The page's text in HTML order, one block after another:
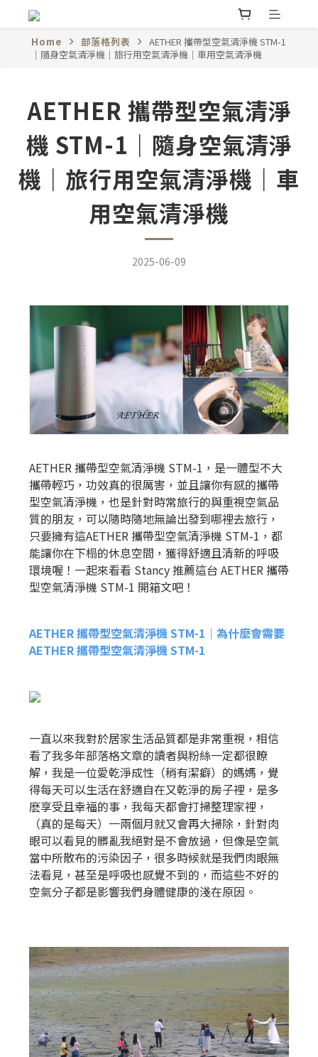
Home 部落格列表
AETHER 攜帶型空氣清淨機 STM-1
｜隨身空氣清淨機｜旅行用空氣清淨機｜車用空氣清淨機
AETHER 攜帶型空氣清淨
機 STM-1｜隨身空氣清淨
機｜旅行用空氣清淨機｜車
用空氣清淨機
2025-06-09
AETHER 攜帶型空氣清淨機 STM-1，是一體型不大
攜帶輕巧，功效真的很厲害，並且讓你有感的攜帶
型空氣清淨機，也是針對時常旅行的與重視空氣品
質的朋友，可以隨時隨地無論出發到哪裡去旅行，
只要擁有這AETHER 攜帶型空氣清淨機 STM-1，都
能讓你在下榻的休息空間，獲得舒適且清新的呼吸
環境喔！一起來看看 Stancy 推薦這台 AETHER 攜帶
型空氣清淨機 STM-1 開箱文吧！
AETHER 攜帶型空氣清淨機 STM-1｜為什麼會需要
AETHER 攜帶型空氣清淨機 STM-1
一直以來我對於居家生活品質都是非常重視，相信
看了我多年部落格文章的讀者與粉絲一定都很瞭
解，我是一位愛乾淨成性（稍有潔癖）的媽媽，覺
得每天可以生活在舒適自在又乾淨的房子裡，是多
麽享受且幸福的事，我每天都會打掃整理家裡，
（真的是每天）一兩個月就又會再大掃除，針對肉
眼可以看見的髒亂我絕對是不會放過，但像是空氣
當中所散布的污染因子，很多時候就是我們肉眼無
法看見，甚至是呼吸也感覺不到的，而這些不好的
空氣分子都是影響我們身體健康的淺在原因。